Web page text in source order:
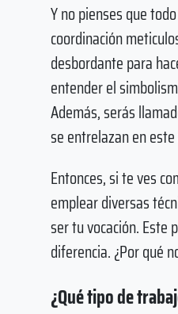
Y no pienses que
coordinación
desbordante para
entender el
Además, serás
se entrelazan en
Entonces, si te ves
emplear diversas
ser tu vocación. Este
diferencia. ¿Por qué
¿Qué tipo de